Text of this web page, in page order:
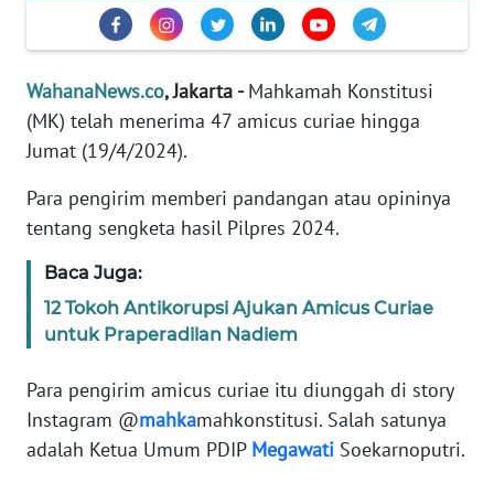
WahanaNews.co, Jakarta -Mahkamah Konstitusi
(MK) telah menerima 47 amicus curiae hingga
Jumat (19/4/2024).
Para pengirim memberi pandangan atau opininya
tentang sengketa hasil Pilpres 2024.
Baca Juga:
12 Tokoh Antikorupsi Ajukan Amicus Curiae
untuk Praperadilan Nadiem
Para pengirim amicus curiae itu diunggah di story
Instagram @mahkamahkonstitusi. Salah satunya
adalah Ketua Umum PDIP Megawati Soekarnoputri.
EDITORIAL
Informasi
INDEKS
BERITA
KAMI
IKLAN
TENTANG